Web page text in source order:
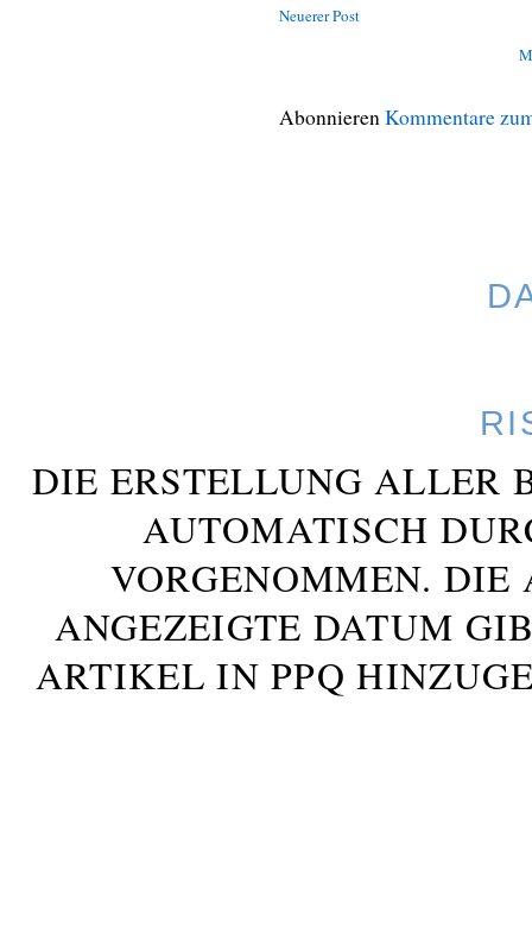
Neuerer Post
Abonnieren Kommentare
DIE ERSTELLUNG ALLER
AUTOMATISCH
VORGENOMMEN. DIE
ANGEZEIGTE DATUM
ARTIKEL IN PPQ